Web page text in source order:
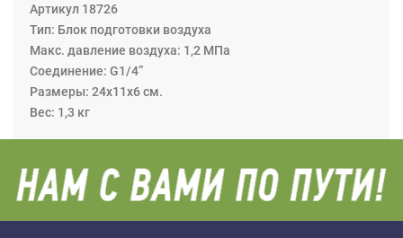
Артикул 18726
Тип: Блок подготовки воздуха
Макс. давление воздуха: 1,2 МПа
Соединение: G1/4”
Размеры: 24x11x6 см.
Вес: 1,3 кг